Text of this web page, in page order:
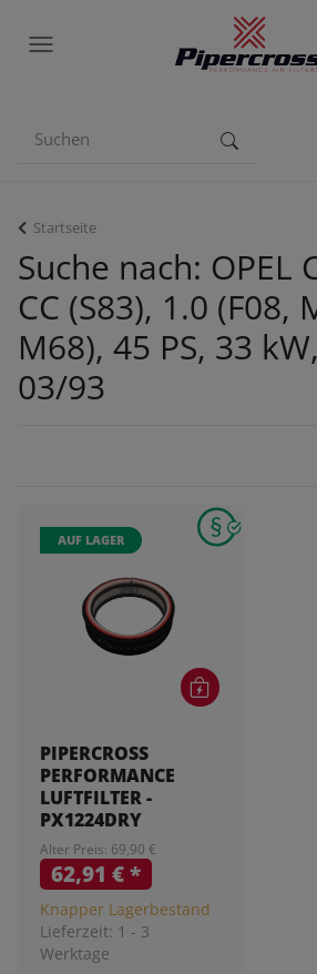
Startseite
Suche nach: OPEL
CC (S83), 1.0 (F08,
M68), 45 PS, 33
03/93
AUF LAGER
PIPERCROSS
PERFORMANCE
LUFTFILTER -
PX1224DRY
Alter Preis: 69,90 €
62,91 €*
Knapper Lagerbestand
Lieferzeit: 1 - 3
Werktage